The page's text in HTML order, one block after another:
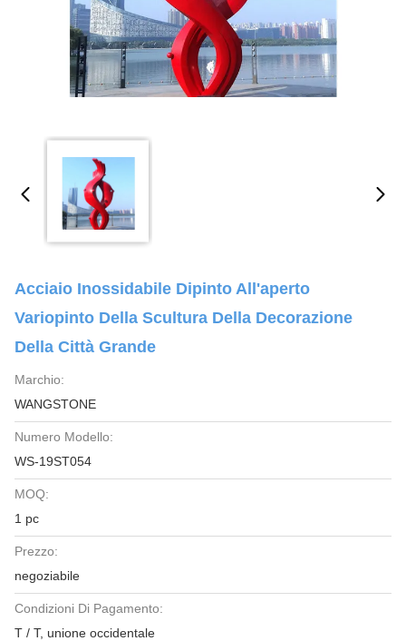
Acciaio Inossidabile Dipinto All'aperto
Variopinto Della Scultura Della Decorazione
Della Città Grande
Marchio:
WANGSTONE
Numero Modello:
WS-19ST054
MOQ:
1 pc
Prezzo:
negoziabile
Condizioni Di Pagamento:
T / T, unione occidentale